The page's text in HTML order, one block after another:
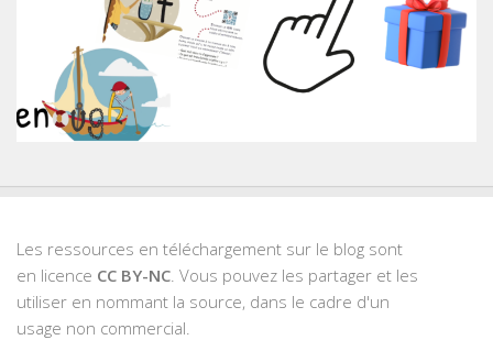
Les ressources en téléchargement sur le blog sont
en licence CC BY-NC . Vous pouvez les partager et les
utiliser en nommant la source, dans le cadre d'un
usage non commercial.